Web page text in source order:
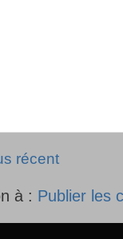
récent
à : Publier les